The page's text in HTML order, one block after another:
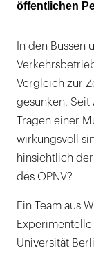
öffentlichen
In den Bussen
Vergleich zur
gesunken.
Tragen einer
wirkungsvoll
hinsichtlich
des ÖPNV?
Ein Team aus
Universität